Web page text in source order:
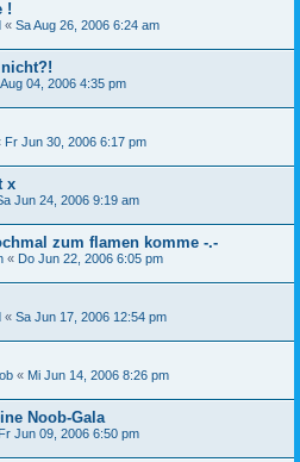
!
« Sa Aug 26, 2006 6:24 am
04, 2006 4:35 pm
Fr Jun 30, 2006 6:17 pm
x
Jun 24, 2006 9:19 am
zum flamen komme -.-
« Do Jun 22, 2006 6:05 pm
« Sa Jun 17, 2006 12:54 pm
« Mi Jun 14, 2006 8:26 pm
Noob-Gala
Fr Jun 09, 2006 6:50 pm